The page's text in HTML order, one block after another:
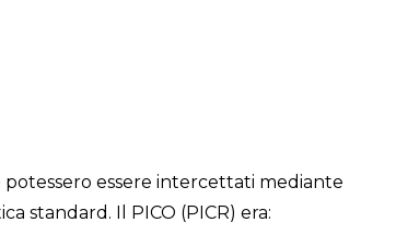
potessero essere intercettati mediante
standard. Il PICO (PICR) era: